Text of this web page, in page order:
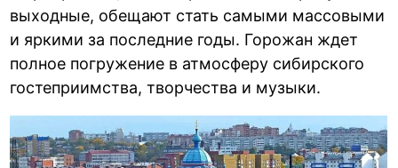
выходные, обещают стать самыми массовыми
и яркими за последние годы. Горожан ждет
полное погружение в атмосферу сибирского
гостеприимства, творчества и музыки.